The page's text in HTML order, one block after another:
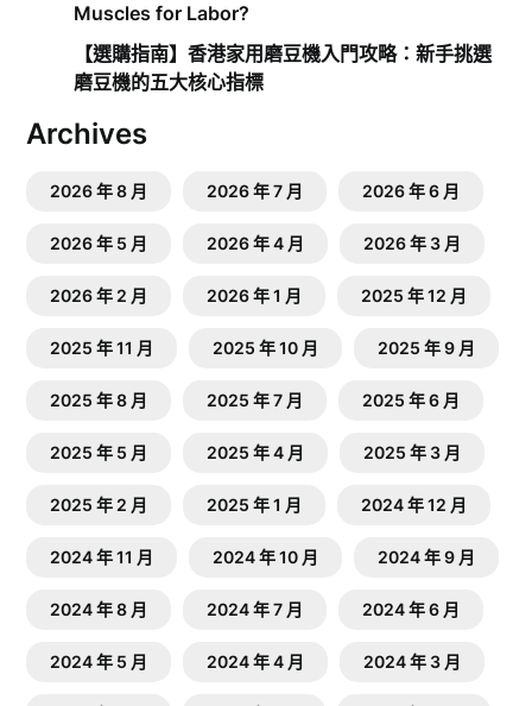
Muscles for Labor?
【選購指南】香港家用磨豆機入門攻略：新手挑選
磨豆機的五大核心指標
Archives
2026 年 8 月 2026 年 7 月 2026 年 6 月
2026 年 5 月 2026 年 4 月 2026 年 3 月
2026 年 2 月 2026 年 1 月 2025 年 12 月
2025 年 11 月 2025 年 10 月 2025 年 9 月
2025 年 8 月 2025 年 7 月 2025 年 6 月
2025 年 5 月 2025 年 4 月 2025 年 3 月
2025 年 2 月 2025 年 1 月 2024 年 12 月
2024 年 11 月 2024 年 10 月 2024 年 9 月
2024 年 8 月 2024 年 7 月 2024 年 6 月
2024 年 5 月 2024 年 4 月 2024 年 3 月